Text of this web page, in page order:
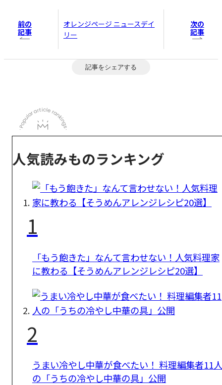
前の
記事
オレンジページ ニュースデイ
リー
次の
記事
記事をシェアする
人気読みものランキング
1
「もう飽きた」なんて言わせない！人気料理家
に教わる【そうめんアレンジレシピ20選】
2
うまい冷やし中華が食べたい！ 料理編集者11人
の「うちの冷やし中華の具」公開